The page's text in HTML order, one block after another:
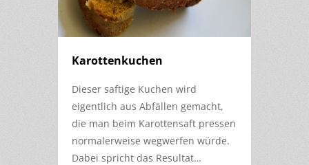
Karottenkuchen
Dieser saftige Kuchen wird
eigentlich aus Abfällen gemacht,
die man beim Karottensaft pressen
normalerweise wegwerfen würde.
Dabei spricht das Resultat…